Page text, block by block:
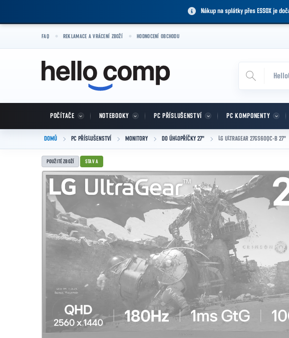
Nákup na splátky přes ESSOX je
FAQ REKLAMACE A VRÁCENÍ ZBOŽÍ HODNOCENÍ OBCHODU
POČÍTAČE NOTEBOOKY PC PŘÍSLUŠENSTVÍ PC KOMPONENTY
DOMŮ PC PŘÍSLUŠENSTVÍ MONITORY DO ÚHLOPŘÍČKY 27" LG ULTRAGEAR 27GS60QC-B 27"
POUŽITÉ ZBOŽÍ STAV A